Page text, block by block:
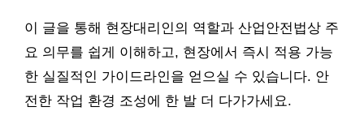
이 글을 통해 현장대리인의 역할과 산업안전법상 주
요 의무를 쉽게 이해하고, 현장에서 즉시 적용 가능
한 실질적인 가이드라인을 얻으실 수 있습니다. 안
전한 작업 환경 조성에 한 발 더 다가가세요.